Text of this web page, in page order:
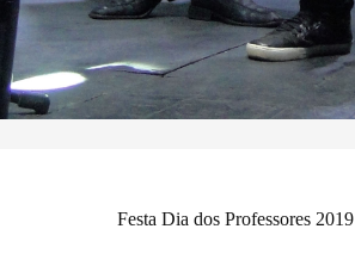
Festa Dia dos Professores 2019